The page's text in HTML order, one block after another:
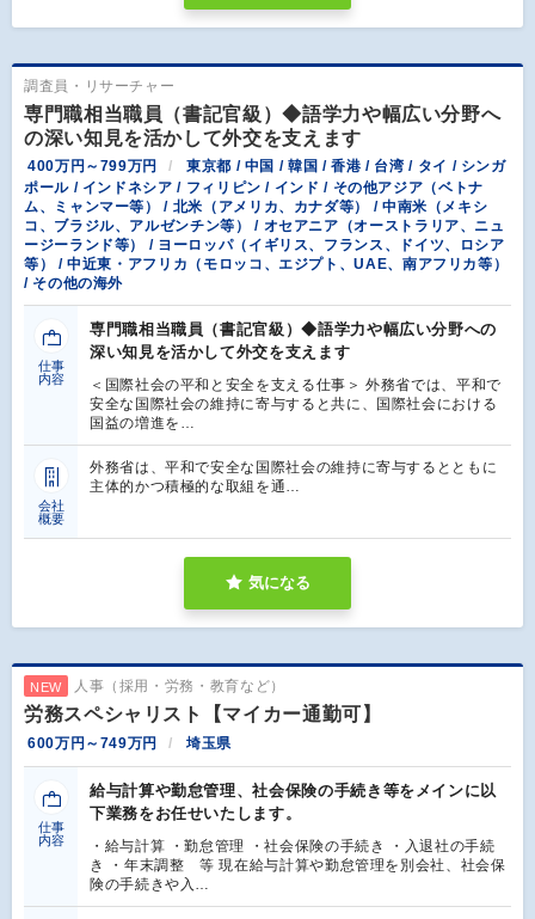
調査員・リサーチャー
専門職相当職員（書記官級）◆語学力や幅広い分野へ
の深い知見を活かして外交を支えます
400万円～799万円
東京都 / 中国 / 韓国 / 香港 / 台湾 / タイ / シンガ
ポール / インドネシア / フィリピン / インド / その他アジア（ベトナ
ム、ミャンマー等） / 北米（アメリカ、カナダ等） / 中南米（メキシ
コ、ブラジル、アルゼンチン等） / オセアニア（オーストラリア、ニュ
ージーランド等） / ヨーロッパ（イギリス、フランス、ドイツ、ロシア
等） / 中近東・アフリカ（モロッコ、エジプト、UAE、南アフリカ等）
/ その他の海外
仕事
内容
専門職相当職員（書記官級）◆語学力や幅広い分野への
深い知見を活かして外交を支えます
＜国際社会の平和と安全を支える仕事＞ 外務省では、平和で
安全な国際社会の維持に寄与すると共に、国際社会における
国益の増進を…
会社
概要
外務省は、平和で安全な国際社会の維持に寄与するとともに
主体的かつ積極的な取組を通…
気になる
NEW 人事（採用・労務・教育など）
労務スペシャリスト【マイカー通勤可】
600万円～749万円 埼玉県
仕事
内容
給与計算や勤怠管理、社会保険の手続き等をメインに以
下業務をお任せいたします。
・給与計算 ・勤怠管理 ・社会保険の手続き ・入退社の手続
き ・年末調整 等 現在給与計算や勤怠管理を別会社、社会保
険の手続きや入…